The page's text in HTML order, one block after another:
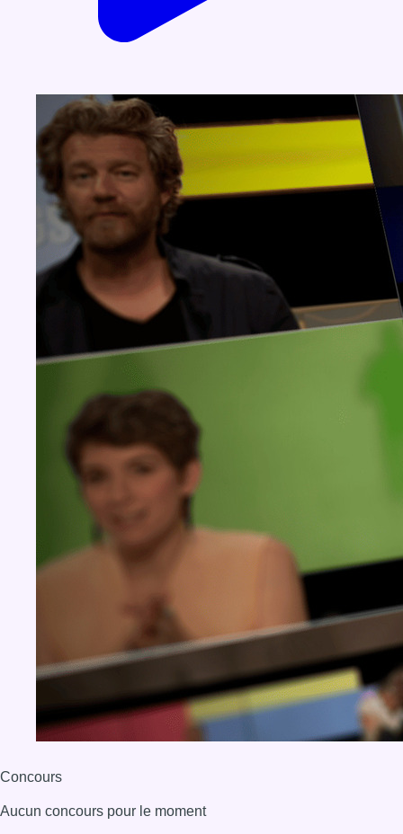
Concours
Aucun concours pour le moment